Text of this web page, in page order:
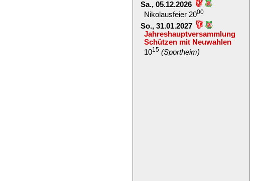
Sa., 05.12.2026
Nikolausfeier 2000
So., 31.01.2027
Jahreshauptversammlung
Schützen mit Neuwahlen
1015 (Sportheim)